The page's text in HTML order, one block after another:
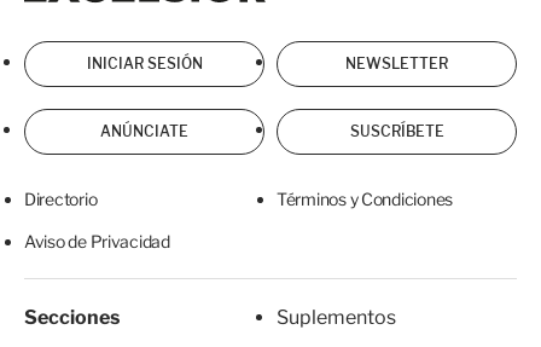
INICIAR SESIÓN NEWSLETTER
ANÚNCIATE SUSCRÍBETE
Directorio Términos y Condiciones
Aviso de Privacidad
Secciones
Suplementos